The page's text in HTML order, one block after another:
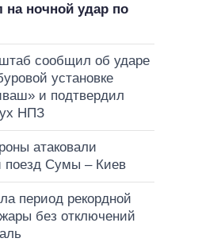
на ночной удар по
сообщил об ударе
установке
и подтвердил
НПЗ
атаковали
поезд Сумы – Киев
период рекордной
без отключений